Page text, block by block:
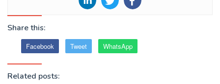
Share this:
Facebook Tweet WhatsApp
Related posts: